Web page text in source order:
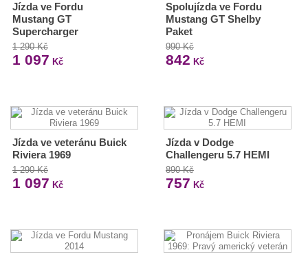
Jízda ve Fordu
Mustang GT
Supercharger
1 290 Kč
1 097 Kč
Spolujízda ve Fordu
Mustang GT Shelby
Paket
990 Kč
842 Kč
Jízda ve veteránu Buick
Riviera 1969
1 290 Kč
1 097 Kč
Jízda v Dodge
Challengeru 5.7 HEMI
890 Kč
757 Kč